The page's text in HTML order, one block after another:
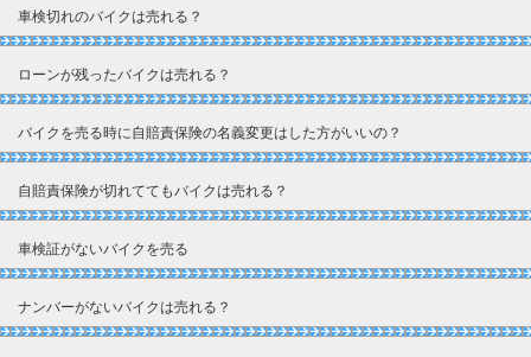
車検切れのバイクは売れる？
ローンが残ったバイクは売れる？
バイクを売る時に自賠責保険の名義変更はした方がいいの？
自賠責保険が切れててもバイクは売れる？
車検証がないバイクを売る
ナンバーがないバイクは売れる？